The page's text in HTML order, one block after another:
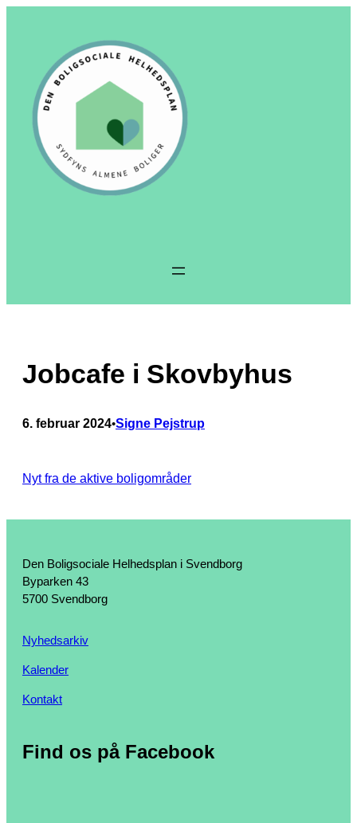
Jobcafe i Skovbyhus
6. februar 2024•Signe Pejstrup
Nyt fra de aktive boligområder
Den Boligsociale Helhedsplan i Svendborg
Byparken 43
5700 Svendborg
Nyhedsarkiv
Kalender
Kontakt
Find os på Facebook